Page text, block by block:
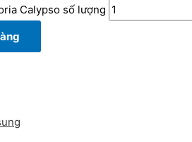
Calypso số lượng